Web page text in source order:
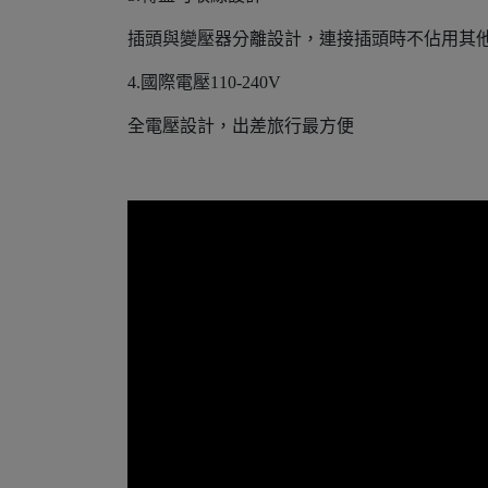
插頭與變壓器分離設計，連接插頭時不佔用其
4.國際電壓110-240V
全電壓設計，出差旅行最方便